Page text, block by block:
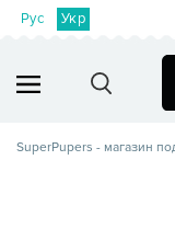
Рус Укр
SuperPupers - магазин